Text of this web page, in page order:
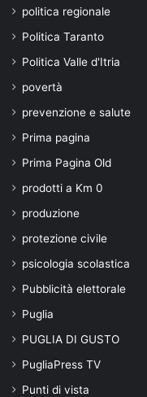
politica regionale
Politica Taranto
Politica Valle d'Itria
povertà
prevenzione e salute
Prima pagina
Prima Pagina Old
prodotti a Km 0
produzione
protezione civile
psicologia scolastica
Pubblicità elettorale
Puglia
PUGLIA DI GUSTO
PugliaPress TV
Punti di vista